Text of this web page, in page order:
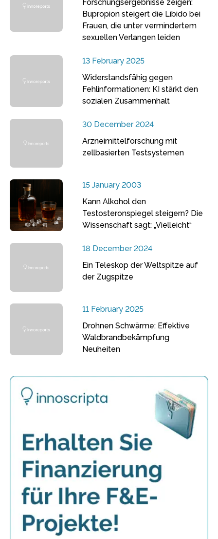
Forschungsergebnisse zeigen:
Bupropion steigert die Libido bei
Frauen, die unter vermindertem
sexuellen Verlangen leiden
13 February 2025
Widerstandsfähig gegen
Fehlinformationen: KI stärkt den
sozialen Zusammenhalt
30 December 2024
Arzneimittelforschung mit
zellbasierten Testsystemen
15 January 2003
Kann Alkohol den
Testosteronspiegel steigern? Die
Wissenschaft sagt: „Vielleicht“
18 December 2024
Ein Teleskop der Weltspitze auf
der Zugspitze
11 February 2025
Drohnen Schwärme: Effektive
Waldbrandbekämpfung
Neuheiten